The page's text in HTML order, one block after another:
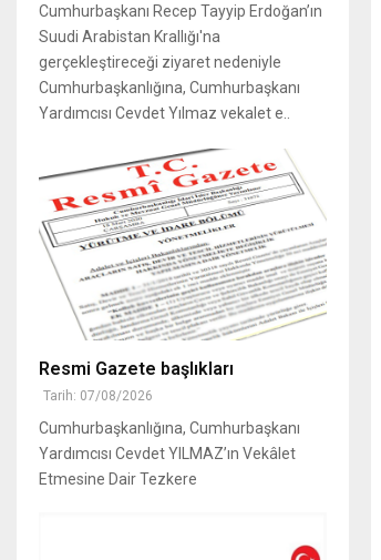
Cumhurbaşkanı Recep Tayyip Erdoğan’ın
Suudi Arabistan Krallığı'na
gerçekleştireceği ziyaret nedeniyle
Cumhurbaşkanlığına, Cumhurbaşkanı
Yardımcısı Cevdet Yılmaz vekalet e..
Resmi Gazete başlıkları
Tarih: 07/08/2026
Cumhurbaşkanlığına, Cumhurbaşkanı
Yardımcısı Cevdet YILMAZ’ın Vekâlet
Etmesine Dair Tezkere